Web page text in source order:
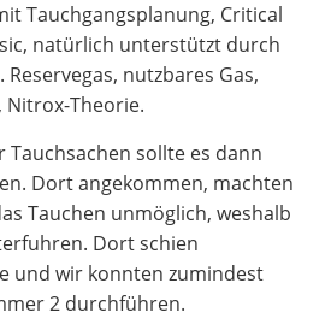
Tauchgangsplanung, Critical
natürlich unterstützt durch
nutzbares Gas,
Nitrox-Theorie.
Tauchsachen sollte es dann
Dort angekommen, machten
Tauchen unmöglich, weshalb
Dort schien
und wir konnten zumindest
2 durchführen.